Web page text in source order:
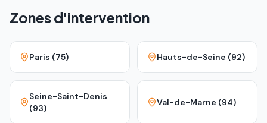
Zones d'intervention
Paris (75) Hauts-de-Seine (92)
Seine-Saint-Denis
(93)
Val-de-Marne (94)